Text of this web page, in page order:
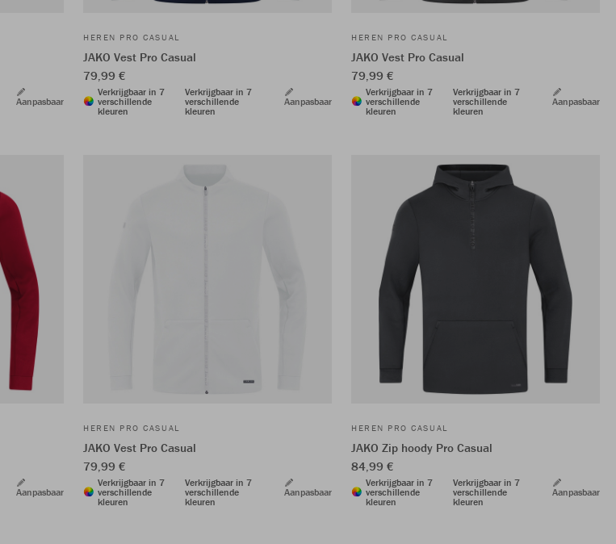
Aanpasbaar
HEREN PRO CASUAL
JAKO Vest Pro Casual
79,99 €
Verkrijgbaar in 7
verschillende
kleuren
Verkrijgbaar in 7
verschillende
kleuren
Aanpasbaar
HEREN PRO CASUAL
JAKO Vest Pro Casual
79,99 €
Verkrijgbaar in 7
verschillende
kleuren
Verkrijgbaar in 7
verschillende
kleuren
Aanpasbaar
Aanpasbaar
HEREN PRO CASUAL
JAKO Vest Pro Casual
79,99 €
Verkrijgbaar in 7
verschillende
kleuren
Verkrijgbaar in 7
verschillende
kleuren
Aanpasbaar
HEREN PRO CASUAL
JAKO Zip hoody Pro Casual
84,99 €
Verkrijgbaar in 7
verschillende
kleuren
Verkrijgbaar in 7
verschillende
kleuren
Aanpasbaar